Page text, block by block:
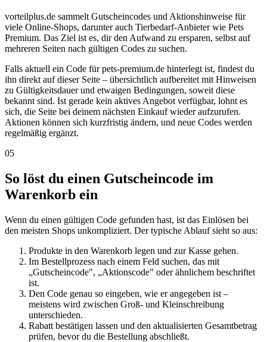
vorteilplus.de sammelt Gutscheincodes und Aktionshinweise für
viele Online-Shops, darunter auch Tierbedarf-Anbieter wie Pets
Premium. Das Ziel ist es, dir den Aufwand zu ersparen, selbst auf
mehreren Seiten nach gültigen Codes zu suchen.
Falls aktuell ein Code für pets-premium.de hinterlegt ist, findest du
ihn direkt auf dieser Seite – übersichtlich aufbereitet mit Hinweisen
zu Gültigkeitsdauer und etwaigen Bedingungen, soweit diese
bekannt sind. Ist gerade kein aktives Angebot verfügbar, lohnt es
sich, die Seite bei deinem nächsten Einkauf wieder aufzurufen.
Aktionen können sich kurzfristig ändern, und neue Codes werden
regelmäßig ergänzt.
05
So löst du einen Gutscheincode im
Warenkorb ein
Wenn du einen gültigen Code gefunden hast, ist das Einlösen bei
den meisten Shops unkompliziert. Der typische Ablauf sieht so aus:
Produkte in den Warenkorb legen und zur Kasse gehen.
Im Bestellprozess nach einem Feld suchen, das mit
„Gutscheincode", „Aktionscode" oder ähnlichem beschriftet
ist.
Den Code genau so eingeben, wie er angegeben ist –
meistens wird zwischen Groß- und Kleinschreibung
unterschieden.
Rabatt bestätigen lassen und den aktualisierten Gesamtbetrag
prüfen, bevor du die Bestellung abschließt.